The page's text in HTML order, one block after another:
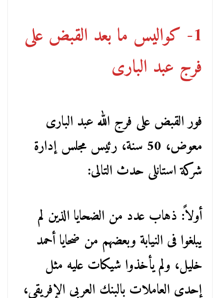
1- كواليس ما بعد القبض على
فرج عبد البارى
فور القبض على فرج الله عبد البارى
معوض، 50 سنة، رئيس مجلس إدارة
شركة استانلى حدث التالى:
أولاً: ذهاب عدد من الضحايا الذين لم
يبلغوا فى النيابة وبعضهم من ضحايا أحمد
خليل، ولم يأخذوا شيكات عليه مثل
إحدى العاملات بالبنك العربى الإفريقى،